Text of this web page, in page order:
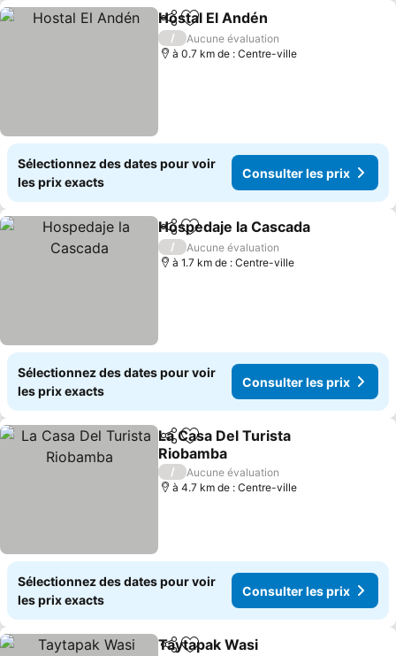
PartagerAjouter à mes favoris
Hostal El Andén
/
Aucune évaluation
à 0.7 km de : Centre-ville
Sélectionnez des dates pour voir
les prix exacts
Consulter les prix
PartagerAjouter à mes favoris
Hospedaje la Cascada
/
Aucune évaluation
à 1.7 km de : Centre-ville
Sélectionnez des dates pour voir
les prix exacts
Consulter les prix
PartagerAjouter à mes favoris
La Casa Del Turista
Riobamba
Consulter les prix
/
Aucune évaluation
à 4.7 km de : Centre-ville
Sélectionnez des dates pour voir
les prix exacts
Consulter les prix
Partager
Taytapak Wasi